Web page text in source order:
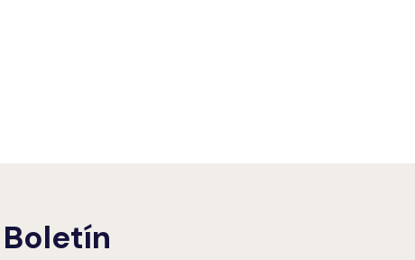
Boletín